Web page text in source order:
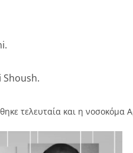
Shoush.
τελευταία και η νοσοκόμα